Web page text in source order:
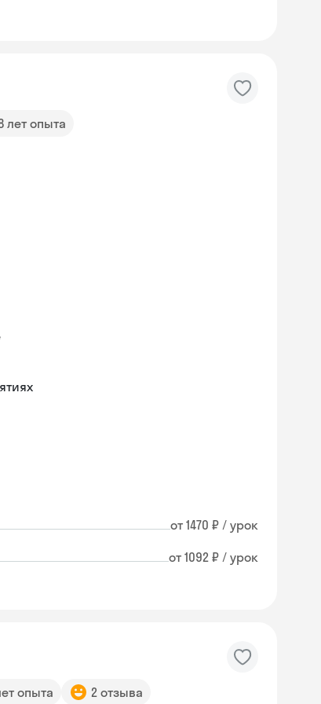
лет опыта
от 1470 ₽ / урок
от 1092 ₽ / урок
опыта 2 отзыва
Skysmart Chat
online